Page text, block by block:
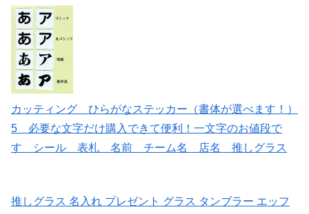
カッティング ひらがなステッカー（書体が選べます！）
5 必要な文字だけ購入できて便利！一文字のお値段で
す シール 表札 名前 チーム名 店名 推しグラス
推しグラス 名入れ プレゼント グラス タンブラー エッフ